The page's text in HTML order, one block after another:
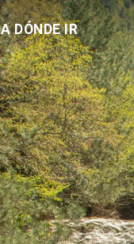
A DÓNDE IR